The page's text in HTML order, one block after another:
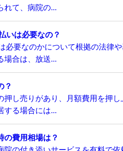
れて、病院の...
いは必要なの？
要なのかについて根拠の法律
場合は、放送...
？
し売りがあり、月額費用を押
する場合には...
の費用相場は？